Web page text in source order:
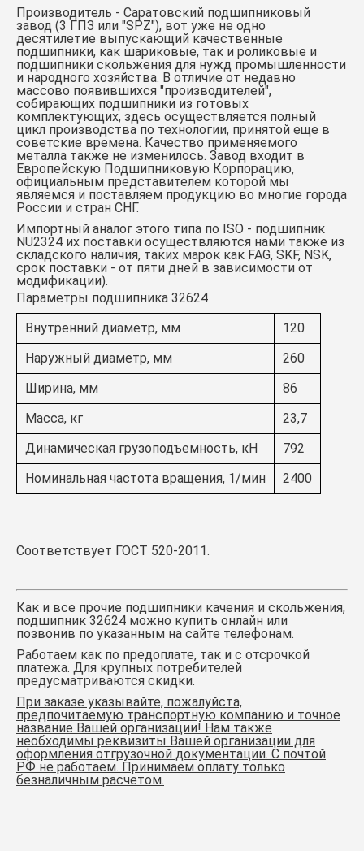
Производитель - Саратовский подшипниковый
завод (3 ГПЗ или "SPZ"), вот уже не одно
десятилетие выпускающий качественные
подшипники, как шариковые, так и роликовые и
подшипники скольжения для нужд промышленности
и народного хозяйства. В отличие от недавно
массово появившихся "производителей",
собирающих подшипники из готовых
комплектующих, здесь осуществляется полный
цикл производства по технологии, принятой еще в
советские времена. Качество применяемого
металла также не изменилось. Завод входит в
Европейскую Подшипниковую Корпорацию,
официальным представителем которой мы
являемся и поставляем продукцию во многие города
России и стран СНГ.
Импортный аналог этого типа по ISO - подшипник
NU2324 их поставки осуществляются нами также из
складского наличия, таких марок как FAG, SKF, NSK,
срок поставки - от пяти дней в зависимости от
модификации).
Параметры подшипника 32624
Внутренний диаметр, мм
120
Наружный диаметр, мм
260
Ширина, мм
86
Масса, кг
23,7
Динамическая грузоподъемность, кН
792
Номинальная частота вращения, 1/мин
2400
Соответствует ГОСТ 520-2011.
Как и все прочие подшипники качения и скольжения,
подшипник 32624 можно купить онлайн или
позвонив по указанным на сайте телефонам.
Работаем как по предоплате, так и с отсрочкой
платежа. Для крупных потребителей
предусматриваются скидки.
При заказе указывайте, пожалуйста,
предпочитаемую транспортную компанию и точное
название Вашей организации! Нам также
необходимы реквизиты Вашей организации для
оформления отгрузочной документации. С почтой
РФ не работаем. Принимаем оплату только
безналичным расчетом.